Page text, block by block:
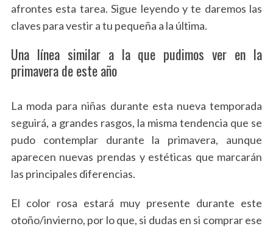
afrontes esta tarea. Sigue leyendo y te daremos las
claves para vestir a tu pequeña a la última.
Una línea similar a la que pudimos ver en la
primavera de este año
La moda para niñas durante esta nueva temporada
seguirá, a grandes rasgos, la misma tendencia que se
pudo contemplar durante la primavera, aunque
aparecen nuevas prendas y estéticas que marcarán
las principales diferencias.
El color rosa estará muy presente durante este
otoño/invierno, por lo que, si dudas en si comprar ese